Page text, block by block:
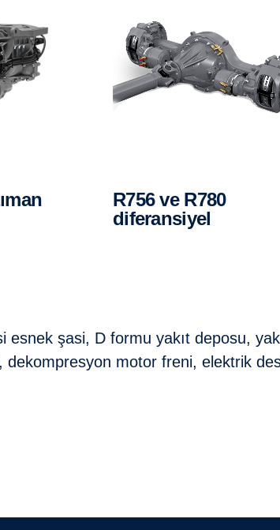
r756 ve R780
diferansiyel
esnek şasi, D formu yakıt deposu,
motor freni, elektrik